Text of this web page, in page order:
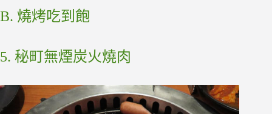
B. 燒烤吃到飽
5. 秘町無煙炭火燒肉